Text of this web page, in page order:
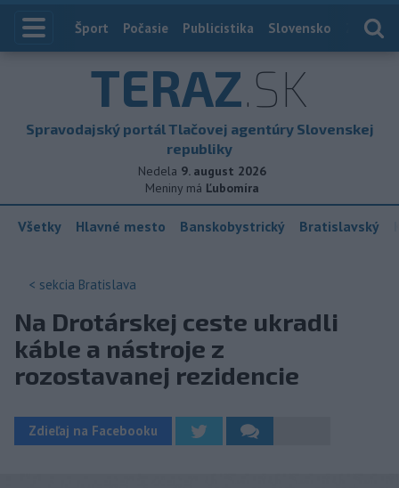
Index
Šport Počasie Publicistika Slovensko
TERAZ.SK
Spravodajský portál Tlačovej agentúry Slovenskej
republiky
Nedela 9. august 2026
Meniny má Ľubomíra
Všetky Hlavné mesto Banskobystrický Bratislavský
< sekcia Bratislava
Na Drotárskej ceste ukradli
káble a nástroje z
rozostavanej rezidencie
Zdieľaj na Facebooku